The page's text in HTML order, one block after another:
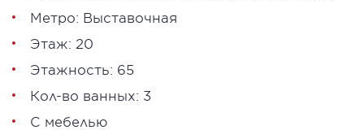
Метро: Выставочная
Этаж: 20
Этажность: 65
Кол-во ванных: 3
С мебелью